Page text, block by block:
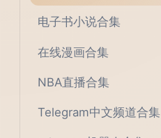
电子书小说合集
在线漫画合集
NBA直播合集
Telegram中文频道合集